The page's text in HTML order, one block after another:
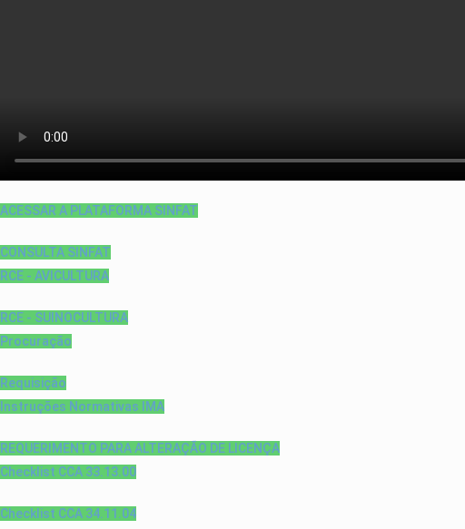
ACESSAR A PLATAFORMA SINFAT
CONSULTA SINFAT
RCE - AVICULTURA
RCE - SUINOCULTURA
Procuração
Requisição
Instruções Normativas IMA
REQUERIMENTO PARA ALTERAÇÃO DE LICENÇA
Checklist CCA 33.13.00
Checklist CCA 34.11.04